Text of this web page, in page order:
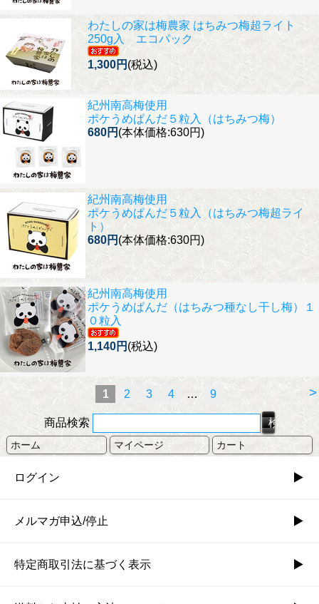
わたしの家は梅農家 はちみつ梅超ライト
250g入 エコパック
1,300円 (税込)
紀州南高梅使用
ポケうめぱんだ５粒入（はちみつ梅）
680円 (本体価格:630円)
紀州南高梅使用
ポケうめぱんだ５粒入（はちみつ梅超ライ
ト）
680円 (本体価格:630円)
紀州南高梅使用
ポケうめぱんだ（はちみつ種なし干し梅）１
０粒入
1,140円 (税込)
>
1 2 3 4 … 9
商品検索
ホーム マイページ カート
ログイン
メルマガ申込/停止
特定商取引法に基づく表示